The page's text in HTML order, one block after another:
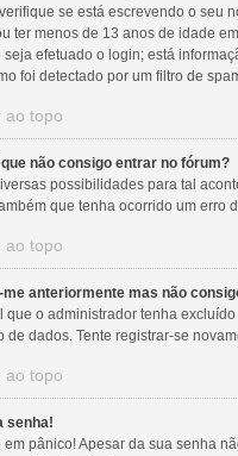
se está escrevendo o seu
ter menos de 13 anos de idade
seja efetuado o login; está
foi detectado por um filtro de
ao topo
que não consigo entrar no fórum?
possibilidades para tal
que tenha ocorrido um erro
ao topo
me anteriormente mas não
que o administrador tenha
de dados. Tente registrar-se
ao topo
senha!
em pânico! Apesar da sua senha